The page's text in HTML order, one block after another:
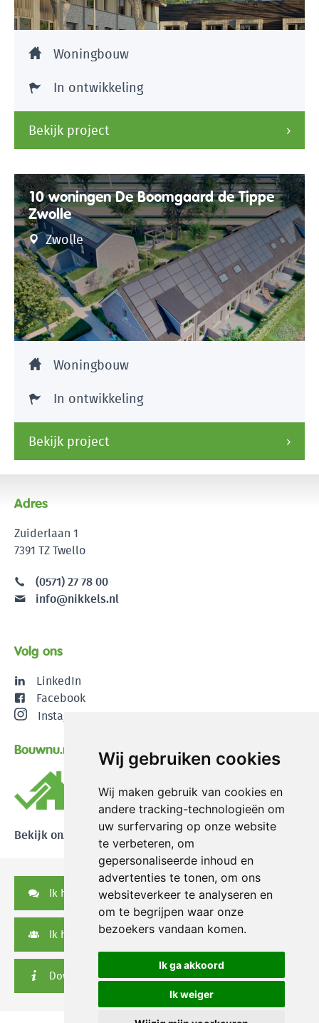
Wij gebruiken cookies
Wij maken gebruik van cookies en
andere tracking-technologieën om
uw surfervaring op onze website
te verbeteren, om
gepersonaliseerde inhoud en
advertenties te tonen, om ons
websiteverkeer te analyseren en
om te begrijpen waar onze
bezoekers vandaan komen.
Ik ga akkoord
Ik weiger
Woningbouw
In ontwikkeling
Bekijk project
10 woningen De Boomgaard de Tippe
Zwolle
Zwolle
Woningbouw
In ontwikkeling
Bekijk project
Adres
Zuiderlaan 1
7391 TZ Twello
(0571) 27 78 00
info@nikkels.nl
Volg ons
LinkedIn
Facebook
Instagram
Bouwnu.nl
Bekijk onze reviews
Ik heb een vraag
Ik heb een serviceverzoek
Downloads